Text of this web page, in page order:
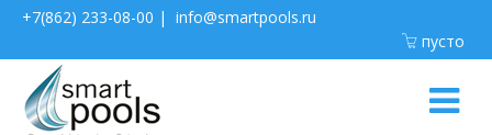
+7(862) 233-08-00 | info@smartpools.ru
пусто